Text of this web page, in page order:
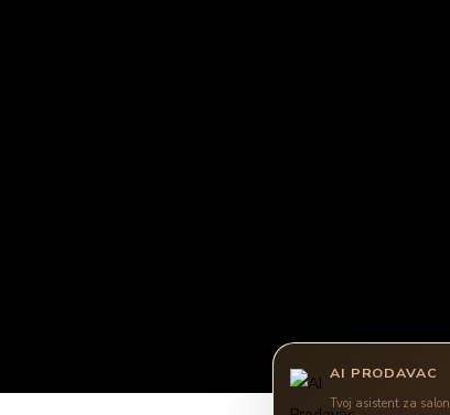
AI PRODAVAC
Tvoj asistent za salon